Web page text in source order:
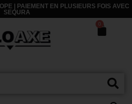
| PAIEMENT EN PLUSIEURS FOIS AVEC
SEQURA
0